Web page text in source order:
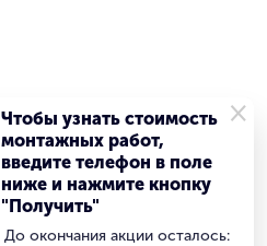
×
Чтобы узнать стоимость
монтажных работ,
введите телефон в поле
ниже и нажмите кнопку
"Получить"
До окончания акции осталось: